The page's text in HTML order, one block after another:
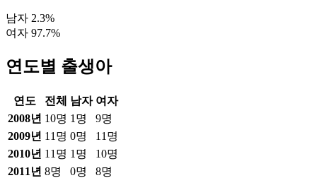
남자 2.3%
여자 97.7%
연도별 출생아
연도 전체 남자 여자
2008년 10명 1 명 9명
2009년 11 명 0명 11 명
2010년 11 명 1 명 10명
2011 년 8명 0명 8명